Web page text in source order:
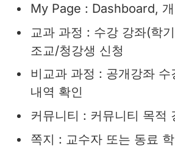
My Page : Dashboard,
교과 과정 : 수강 강좌(학
조교/청강생 신청
비교과 과정 : 공개강좌 수
내역 확인
커뮤니티 : 커뮤니티 목적
쪽지 : 교수자 또는 동료